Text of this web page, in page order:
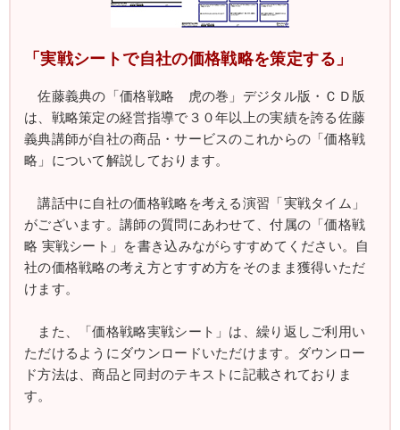
「実戦シートで自社の価格戦略を策定する」
佐藤義典の「価格戦略 虎の巻」デジタル版・ＣＤ版
は、戦略策定の経営指導で３０年以上の実績を誇る佐藤
義典講師が自社の商品・サービスのこれからの「価格戦
略」について解説しております。
講話中に自社の価格戦略を考える演習「実戦タイム」
がございます。講師の質問にあわせて、付属の「価格戦
略 実戦シート」を書き込みながらすすめてください。自
社の価格戦略の考え方とすすめ方をそのまま獲得いただ
けます。
また、「価格戦略実戦シート」は、繰り返しご利用い
ただけるようにダウンロードいただけます。ダウンロー
ド方法は、商品と同封のテキストに記載されておりま
す。